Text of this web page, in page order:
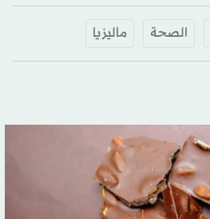
الصحة ماليزيا